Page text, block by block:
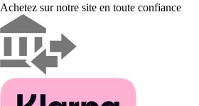
Achetez sur notre site en toute confiance